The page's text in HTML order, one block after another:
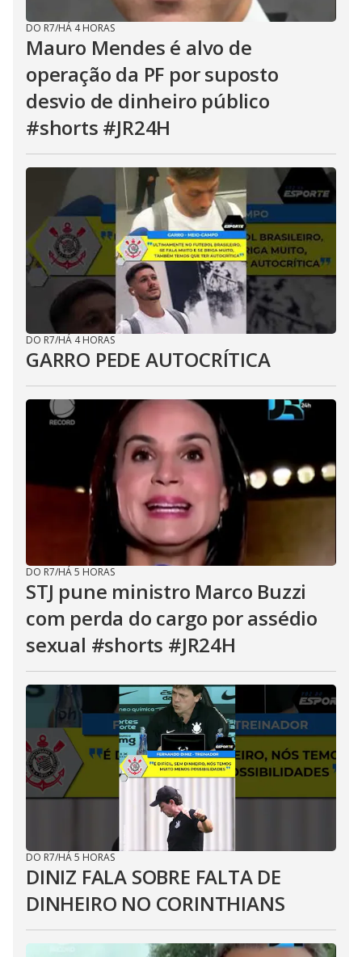
DO R7/HÁ 4 HORAS
Mauro Mendes é alvo de
operação da PF por suposto
desvio de dinheiro público
#shorts #JR24H
DO R7/HÁ 4 HORAS
GARRO PEDE AUTOCRÍTICA
DO R7/HÁ 5 HORAS
STJ pune ministro Marco Buzzi
com perda do cargo por assédio
sexual #shorts #JR24H
DO R7/HÁ 5 HORAS
DINIZ FALA SOBRE FALTA DE
DINHEIRO NO CORINTHIANS